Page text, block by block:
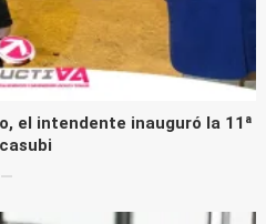
el intendente inauguró la 11ª